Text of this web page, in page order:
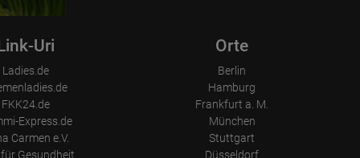
Uri
Ladies.de
FKK24.de
Express.de
Carmen e.V.
Gesundheit
Orte
Berlin
Hamburg
Frankfurt a. M.
München
Stuttgart
Düsseldorf